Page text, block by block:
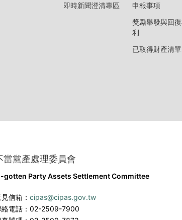
即時新聞澄清專區
申報事項
獎勵舉發與回
利
已取得財產清單
當黨產處理委員會
gotten Party Assets Settlement Committee
信箱： cipas@cipas.gov.tw
絡電話：02-2509-7900